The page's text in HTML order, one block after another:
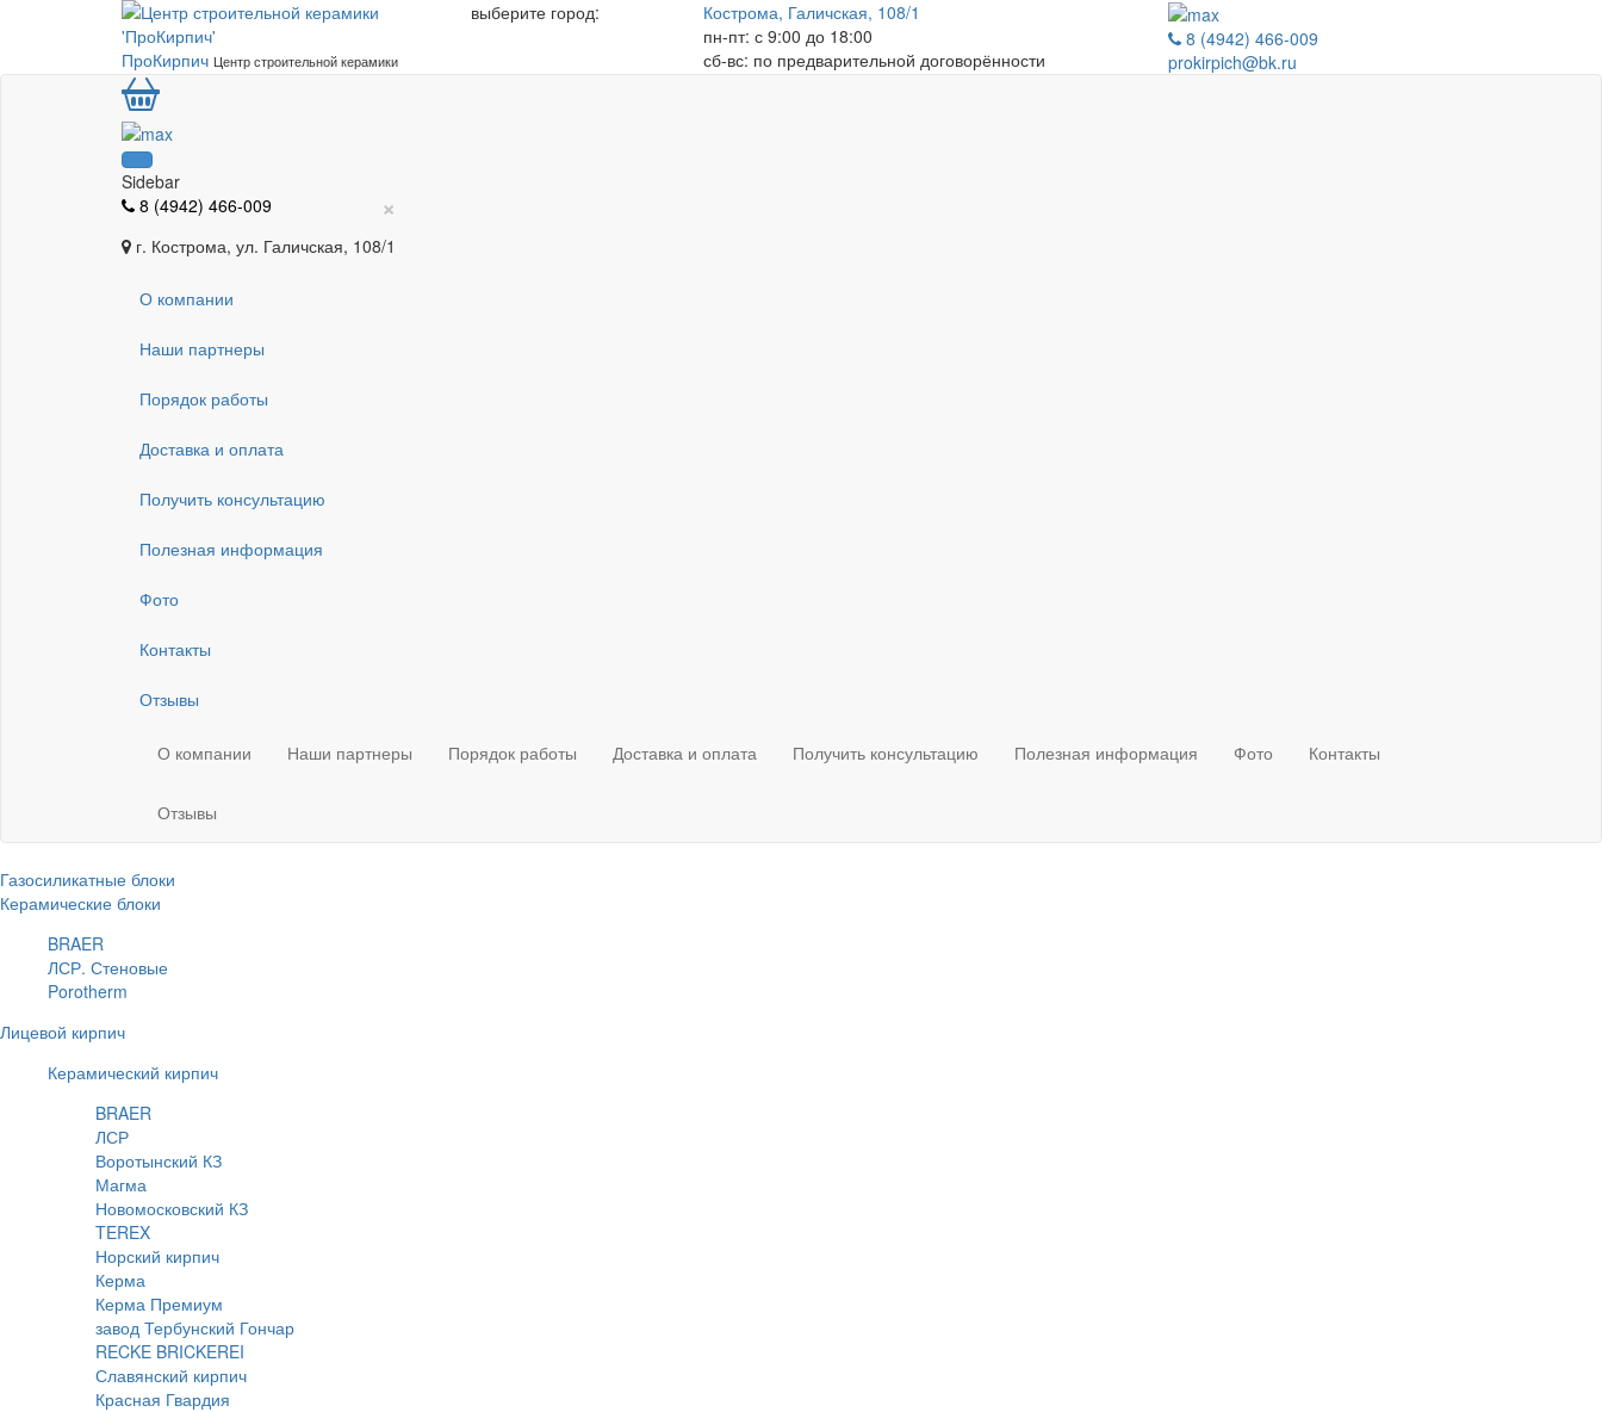
ПроКирпич Центр строительной керамики
выберите город:
Кострома, Галичская, 108/1
пн-пт: с 9:00 до 18:00
сб-вс: по предварительной договорённости
8 (4942) 466-009
prokirpich@bk.ru
Sidebar
×
8 (4942) 466-009
г. Кострома, ул. Галичская, 108/1
О компании
Наши партнеры
Порядок работы
Доставка и оплата
Получить консультацию
Полезная информация
Фото
Контакты
Отзывы
О компании Наши партнеры Порядок работы Доставка и оплата Получить консультацию Полезная информация Фото Контакты
Отзывы
Газосиликатные блоки
Керамические блоки
BRAER
ЛСР. Стеновые
Porotherm
Лицевой кирпич
Керамический кирпич
BRAER
ЛСР
Воротынский КЗ
Магма
Новомосковский КЗ
TEREX
Норский кирпич
Керма
Керма Премиум
завод Тербунский Гончар
RECKE BRICKEREI
Славянский кирпич
Красная Гвардия